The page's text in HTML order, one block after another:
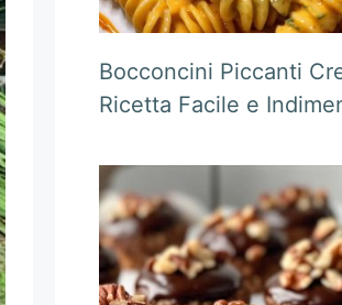
Bocconcini Piccanti
Ricetta Facile e